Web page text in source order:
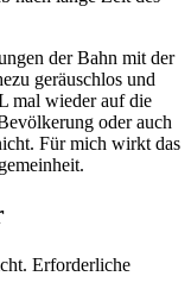
der Bahn mit der
geräuschlos und
mal wieder auf die
oder auch
Für mich wirkt das
Erforderliche